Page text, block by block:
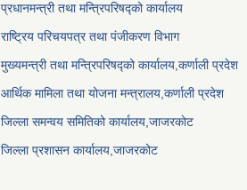
प्रधानमन्त्री तथा मन्त्रिपरिषद्को कार्यालय
राष्ट्रिय परिचयपत्र तथा पंजीकरण विभाग
मुख्यमन्त्री तथा मन्त्रिपरिषद्को कार्यालय,कर्णाली प्रदेश
आर्थिक मामिला तथा योजना मन्त्रालय,कर्णाली प्रदेश
जिल्ला समन्वय समितिको कार्यालय,जाजरकाेट
जिल्ला प्रशासन कार्यालय,जाजरकोट